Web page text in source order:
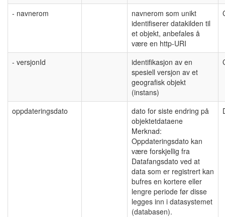
- navnerom
navnerom som unikt
identifiserer datakilden til
et objekt, anbefales å
være en http-URI
- versjonId
identifikasjon av en
spesiell versjon av et
geografisk objekt
(instans)
oppdateringsdato
dato for siste endring på
objektetdataene
Merknad:
Oppdateringsdato kan
være forskjellig fra
Datafangsdato ved at
data som er registrert kan
bufres en kortere eller
lengre periode før disse
legges inn i datasystemet
(databasen).